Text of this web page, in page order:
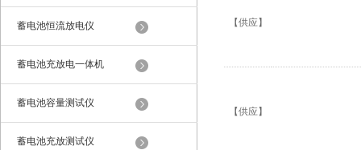
蓄电池恒流放电仪
蓄电池充放电一体机
蓄电池容量测试仪
蓄电池充放测试仪
【供应】
【供应】